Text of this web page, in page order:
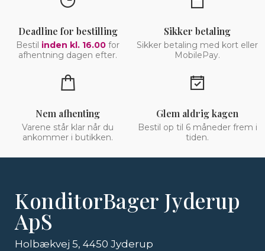
Deadline for bestilling
Bestil inden kl. 16.00 for
afhentning dagen efter.
Sikker betaling
Sikker betaling med kort eller
MobilePay.
Nem afhenting
Varene står klar når du
ankommer i butikken.
Glem aldrig kagen
Bestil op til 6 måneder frem i
tiden.
KonditorBager Jyderup
ApS
Holbækvej 5, 4450 Jyderup